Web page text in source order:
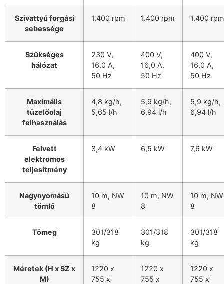
Szivattyú forgási
sebessége
1.400 rpm 1.400 rpm 1.400 rpm
Szükséges
hálózat
230 V,
16,0 A,
50 Hz
400 V,
16,0 A,
50 Hz
400 V,
16,0 A,
50 Hz
Maximális
tüzelőolaj
felhasználás
4,8 kg/h,
5,65 l/h
5,9 kg/h,
6,94 l/h
5,9 kg/h,
6,94 l/h
Felvett
elektromos
teljesítmény
3,4 kW 6,5 kW 7,6 kW
Nagynyomású
tömlő
10 m, NW
8
10 m, NW
8
10 m, NW
8
Tömeg
301/318
kg
301/318
kg
301/318
kg
Méretek (H x SZ x
M)
1220 x
755 x
1220 x
755 x
1220 x
755 x